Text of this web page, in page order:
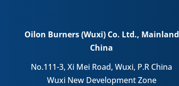
Oilon Burners (Wuxi) Co. Ltd., Mainland
China
No.111-3, Xi Mei Road, Wuxi, P.R China
Wuxi New Development Zone